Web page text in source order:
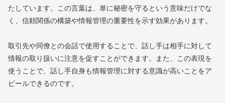
たしています。この言葉は、単に秘密を守るという意味だけでな
く、信頼関係の構築や情報管理の重要性を示す効果があります。
取引先や同僚との会話で使用することで、話し手は相手に対して
情報の取り扱いに注意を促すことができます。また、この表現を
使うことで、話し手自身も情報管理に対する意識が高いことをア
ピールできるのです。